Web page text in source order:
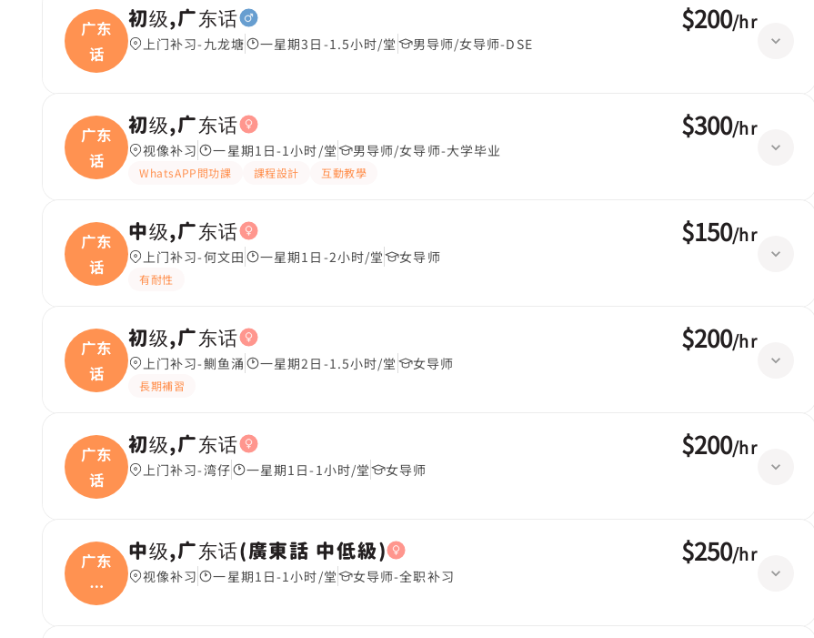
广东
话
初级,广东话
上门补习-九龙塘 一星期3日-1.5小时/堂 男导师/女导师-DSE
$200/hr
广东
话
初级,广东话
视像补习 一星期1日-1小时/堂 男导师/女导师-大学毕业
WhatsAPP問功課 課程設計 互動教學
$300/hr
广东
话
中级,广东话
上门补习-何文田 一星期1日-2小时/堂 女导师
有耐性
$150/hr
广东
话
初级,广东话
上门补习-鰂鱼涌 一星期2日-1.5小时/堂 女导师
長期補習
$200/hr
广东
话
初级,广东话
上门补习-湾仔 一星期1日-1小时/堂 女导师
$200/hr
广东
话
(廣
中级,广东话(廣東話 中低級)
视像补习 一星期1日-1小时/堂 女导师-全职补习
$250/hr